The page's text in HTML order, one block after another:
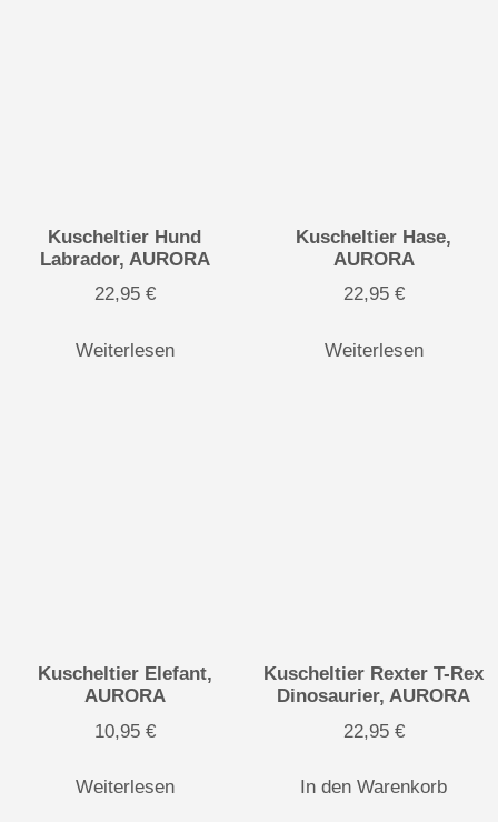
Kuscheltier Hund
Labrador, AURORA
22,95 €
Weiterlesen
Kuscheltier Hase,
AURORA
22,95 €
Weiterlesen
Kuscheltier Elefant,
AURORA
10,95 €
Weiterlesen
Kuscheltier Rexter T-Rex
Dinosaurier, AURORA
22,95 €
In den Warenkorb